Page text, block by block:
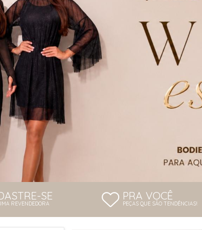
VESTIDOS
SE
REVENDEDORA
PRA VOCÊ
PEÇAS QUE SÃO TENDÊNCIAS!